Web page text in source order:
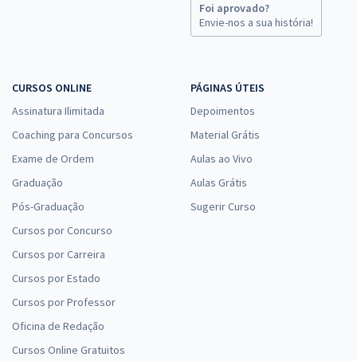
Foi aprovado?
Envie-nos a sua história!
CURSOS ONLINE
Assinatura Ilimitada
Coaching para Concursos
Exame de Ordem
Graduação
Pós-Graduação
Cursos por Concurso
Cursos por Carreira
Cursos por Estado
Cursos por Professor
Oficina de Redação
Cursos Online Gratuitos
PÁGINAS ÚTEIS
Depoimentos
Material Grátis
Aulas ao Vivo
Aulas Grátis
Sugerir Curso